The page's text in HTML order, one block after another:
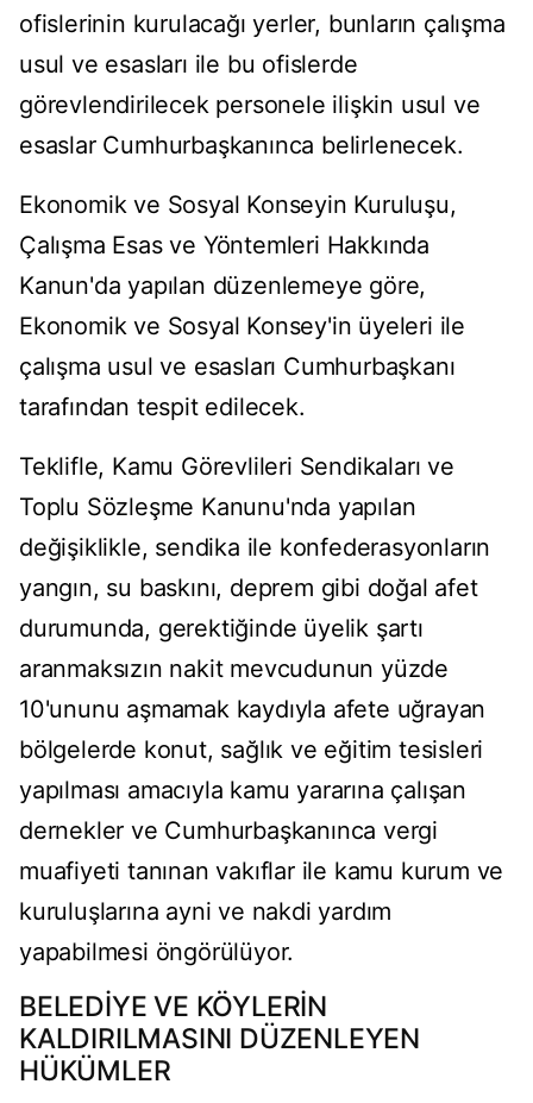
ofislerinin kurulacağı yerler, bunların çalışma
usul ve esasları ile bu ofislerde
görevlendirilecek personele ilişkin usul ve
esaslar Cumhurbaşkanınca belirlenecek.
Ekonomik ve Sosyal Konseyin Kuruluşu,
Çalışma Esas ve Yöntemleri Hakkında
Kanun'da yapılan düzenlemeye göre,
Ekonomik ve Sosyal Konsey'in üyeleri ile
çalışma usul ve esasları Cumhurbaşkanı
tarafından tespit edilecek.
Teklifle, Kamu Görevlileri Sendikaları ve
Toplu Sözleşme Kanunu'nda yapılan
değişiklikle, sendika ile konfederasyonların
yangın, su baskını, deprem gibi doğal afet
durumunda, gerektiğinde üyelik şartı
aranmaksızın nakit mevcudunun yüzde
10'ununu aşmamak kaydıyla afete uğrayan
bölgelerde konut, sağlık ve eğitim tesisleri
yapılması amacıyla kamu yararına çalışan
dernekler ve Cumhurbaşkanınca vergi
muafiyeti tanınan vakıflar ile kamu kurum ve
kuruluşlarına ayni ve nakdi yardım
yapabilmesi öngörülüyor.
BELEDİYE VE KÖYLERİN
KALDIRILMASINI DÜZENLEYEN
HÜKÜMLER